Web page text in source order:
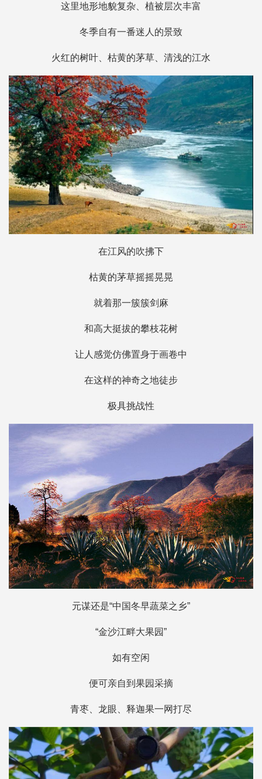
这里地形地貌复杂、植被层次丰富
冬季自有一番迷人的景致
火红的树叶、枯黄的茅草、清浅的江水
在江风的吹拂下
枯黄的茅草摇摇晃晃
就着那一簇簇剑麻
和高大挺拔的攀枝花树
让人感觉仿佛置身于画卷中
在这样的神奇之地徒步
极具挑战性
元谋还是“中国冬早蔬菜之乡”
“金沙江畔大果园”
如有空闲
便可亲自到果园采摘
青枣、龙眼、释迦果一网打尽